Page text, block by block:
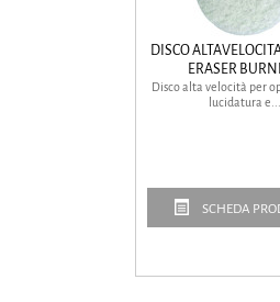
DISCO
ERASER
Disco alta velocità per
lucidatura e...
SCHEDA